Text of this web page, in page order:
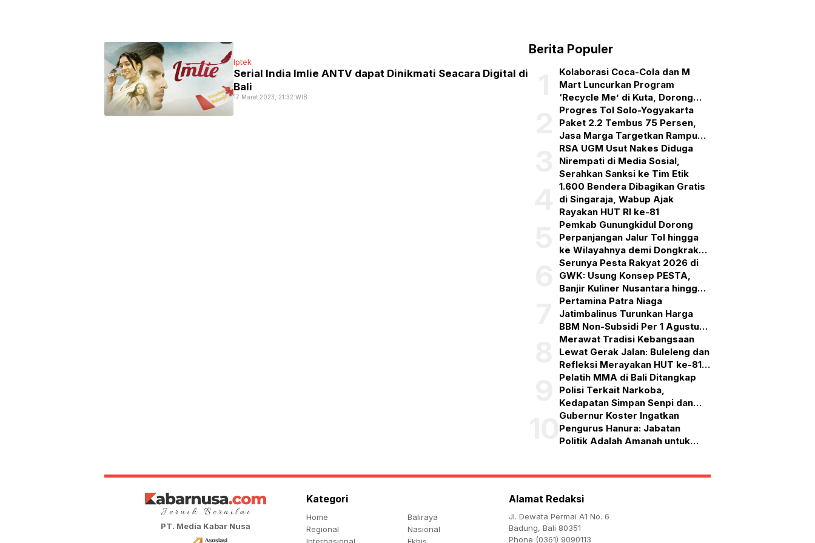
Iptek
Serial India Imlie ANTV dapat Dinikmati Seacara Digital di
Bali
17 Maret 2023, 21:32 WIB
Berita Populer
Kolaborasi Coca-Cola dan M
Mart Luncurkan Program
‘Recycle Me’ di Kuta, Dorong
Ekosistem Daur Ulang Kemasan
Plastik
Progres Tol Solo-Yogyakarta
Paket 2.2 Tembus 75 Persen,
Jasa Marga Targetkan Rampung
September 2026
RSA UGM Usut Nakes Diduga
Nirempati di Media Sosial,
Serahkan Sanksi ke Tim Etik
1.600 Bendera Dibagikan Gratis
di Singaraja, Wabup Ajak
Rayakan HUT RI ke-81
Pemkab Gunungkidul Dorong
Perpanjangan Jalur Tol hingga
ke Wilayahnya demi Dongkrak
Ekonomi dan Pariwisata
Serunya Pesta Rakyat 2026 di
GWK: Usung Konsep PESTA,
Banjir Kuliner Nusantara hingga
Pesta Kembang Api
Pertamina Patra Niaga
Jatimbalinus Turunkan Harga
BBM Non-Subsidi Per 1 Agustus
2026
Merawat Tradisi Kebangsaan
Lewat Gerak Jalan: Buleleng dan
Refleksi Merayakan HUT ke-81
RI
Pelatih MMA di Bali Ditangkap
Polisi Terkait Narkoba,
Kedapatan Simpan Senpi dan
Puluhan Amunisi
Gubernur Koster Ingatkan
Pengurus Hanura: Jabatan
Politik Adalah Amanah untuk
PT. Media Kabar Nusa
Kategori
Home
Baliraya
Regional
Nasional
Alamat Redaksi
Jl. Dewata Permai A1 No. 6
Badung, Bali 80351
Phone (0361) 9090113